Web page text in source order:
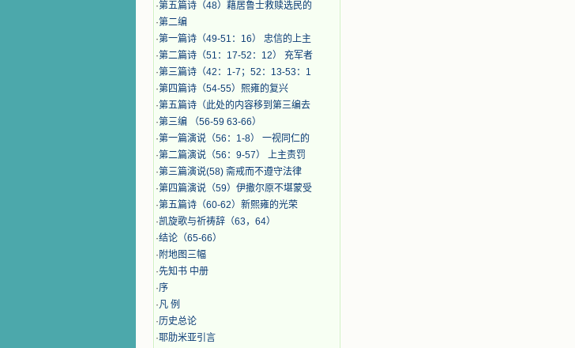
·第五篇诗（48）藉居鲁士救赎选民的
·第二编
·第一篇诗（49-51：16） 忠信的上主
·第二篇诗（51：17-52：12） 充军者
·第三篇诗（42：1-7；52：13-53：1
·第四篇诗（54-55）熙雍的复兴
·第五篇诗（此处的内容移到第三编去
·第三编 （56-59 63-66）
·第一篇演说（56：1-8） 一视同仁的
·第二篇演说（56：9-57） 上主责罚
·第三篇演说(58) 斋戒而不遵守法律
·第四篇演说（59）伊撒尔原不堪蒙受
·第五篇诗（60-62）新熙雍的光荣
·凯旋歌与祈祷辞（63，64）
·结论（65-66）
· 附地图三幅
·先知书 中册
·序
·凡 例
·历史总论
·耶肋米亚引言